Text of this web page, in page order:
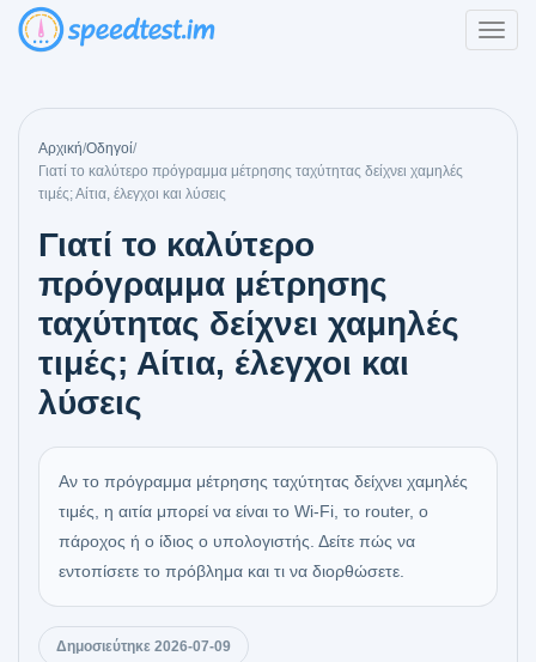
Αρχική/Οδηγοί/
Γιατί το καλύτερο πρόγραμμα μέτρησης ταχύτητας δείχνει χαμηλές
τιμές; Αίτια, έλεγχοι και λύσεις
Γιατί το καλύτερο
πρόγραμμα μέτρησης
ταχύτητας δείχνει χαμηλές
τιμές; Αίτια, έλεγχοι και
λύσεις
Αν το πρόγραμμα μέτρησης ταχύτητας δείχνει χαμηλές
τιμές, η αιτία μπορεί να είναι το Wi-Fi, το router, ο
πάροχος ή ο ίδιος ο υπολογιστής. Δείτε πώς να
εντοπίσετε το πρόβλημα και τι να διορθώσετε.
Δημοσιεύτηκε 2026-07-09